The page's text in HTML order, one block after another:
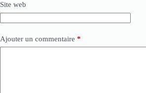
Site web
Ajouter un commentaire *